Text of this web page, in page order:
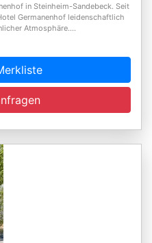
in Steinheim-Sandebeck. Seit
Germanenhof leidenschaftlich
Atmosphäre....